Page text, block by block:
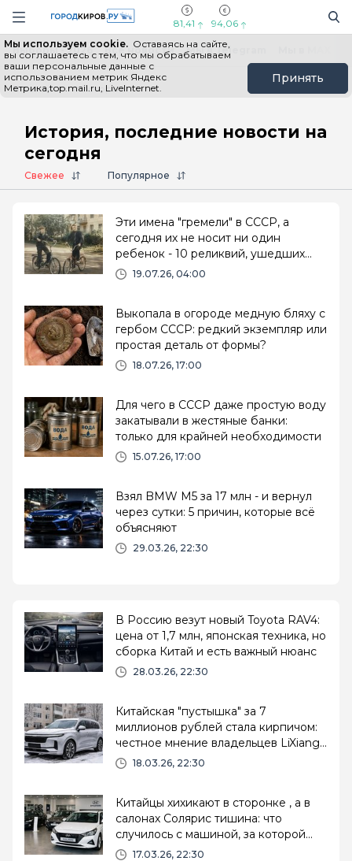
Навигация сайта
81,41 94,06
Мы используем cookie. Оставаясь на сайте,
вы соглашаетесь с тем, что мы обрабатываем
ваши персональные данные с
использованием метрик Яндекс
Метрика,top.mail.ru, LiveInternet.
Принять
Выборы - 2026 Все новости Мы в Telegram
Главная # История
История, последние новости на
сегодня
Свежее Популярное
Эти имена "гремели" в СССР, а
сегодня их не носит ни один
ребенок - 10 реликвий, ушедших
вместе с эпохой
19.07.26, 04:00
Выкопала в огороде медную бляху с
гербом СССР: редкий экземпляр или
простая деталь от формы?
18.07.26, 17:00
Для чего в СССР даже простую воду
закатывали в жестяные банки:
только для крайней необходимости
15.07.26, 17:00
Взял BMW M5 за 17 млн - и вернул
через сутки: 5 причин, которые всё
объясняют
29.03.26, 22:30
В Россию везут новый Toyota RAV4:
цена от 1,7 млн, японская техника, но
сборка Китай и есть важный нюанс
28.03.26, 22:30
Китайская "пустышка" за 7
миллионов рублей стала кирпичом:
честное мнение владельцев LiXiang
L9 18.03.26, 22:30
Китайцы хихикают в сторонке , а в
салонах Солярис тишина: что
случилось с машиной, за которой
раньше стояли "километровые"
17.03.26, 22:30